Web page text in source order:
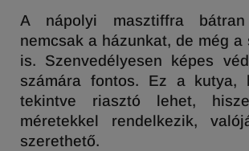
A nápolyi masztiffra bátran
nemcsak a házunkat, de még
is. Szenvedélyesen képes
számára fontos. Ez a kutya,
tekintve riasztó lehet,
méretekkel rendelkezik,
szerethető.